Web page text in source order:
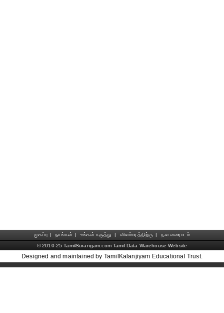
முகப்பு | நாங்கள் | உங்கள் கருத்து | விளம்பரத்திற்கு |
தள வரைபடம்
© 2010-25 TamilSurangam.com Tamil Data Warehouse Website
Designed and maintained by TamilKalanjiyam Educational Trust.